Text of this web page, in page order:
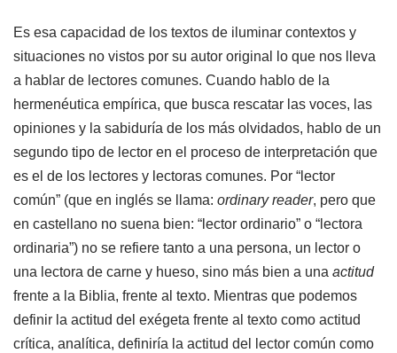
Es esa capacidad de los textos de iluminar contextos y
situaciones no vistos por su autor original lo que nos lleva
a hablar de lectores comunes. Cuando hablo de la
hermenéutica empírica, que busca rescatar las voces, las
opiniones y la sabiduría de los más olvidados, hablo de un
segundo tipo de lector en el proceso de interpretación que
es el de los lectores y lectoras comunes. Por “lector
común” (que en inglés se llama: ordinary reader, pero que
en castellano no suena bien: “lector ordinario” o “lectora
ordinaria”) no se refiere tanto a una persona, un lector o
una lectora de carne y hueso, sino más bien a una actitud
frente a la Biblia, frente al texto. Mientras que podemos
definir la actitud del exégeta frente al texto como actitud
crítica, analítica, definiría la actitud del lector común como